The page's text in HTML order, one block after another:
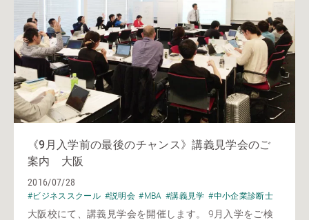
《9月入学前の最後のチャンス》講義見学会のご
案内 大阪
2016/07/28
#ビジネススクール #説明会 #MBA #講義見学 #中小企業診断士
大阪校にて、講義見学会を開催します。 9月入学をご検